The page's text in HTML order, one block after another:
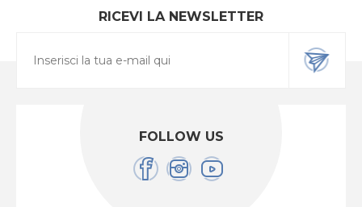
RICEVI LA NEWSLETTER
FOLLOW US